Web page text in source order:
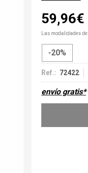
59,96€
Las modalidades de
-20%
Ref.: 72422
envío gratis*